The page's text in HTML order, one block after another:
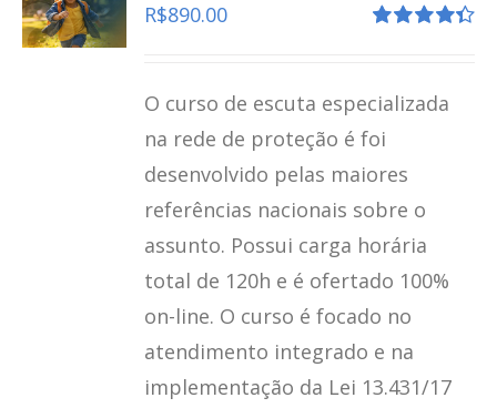
R$890.00
O curso de escuta especializada
na rede de proteção é foi
desenvolvido pelas maiores
referências nacionais sobre o
assunto. Possui carga horária
total de 120h e é ofertado 100%
on-line. O curso é focado no
atendimento integrado e na
implementação da Lei 13.431/17